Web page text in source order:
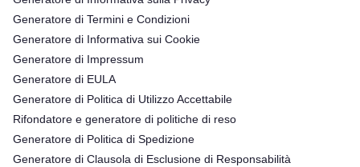
Generatore di Termini e Condizioni
Generatore di Informativa sui Cookie
Generatore di Impressum
Generatore di EULA
Generatore di Politica di Utilizzo Accettabile
Rifondatore e generatore di politiche di reso
Generatore di Politica di Spedizione
Generatore di Clausola di Esclusione di Responsabilità